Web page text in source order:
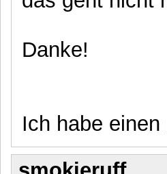
Danke!
Ich habe